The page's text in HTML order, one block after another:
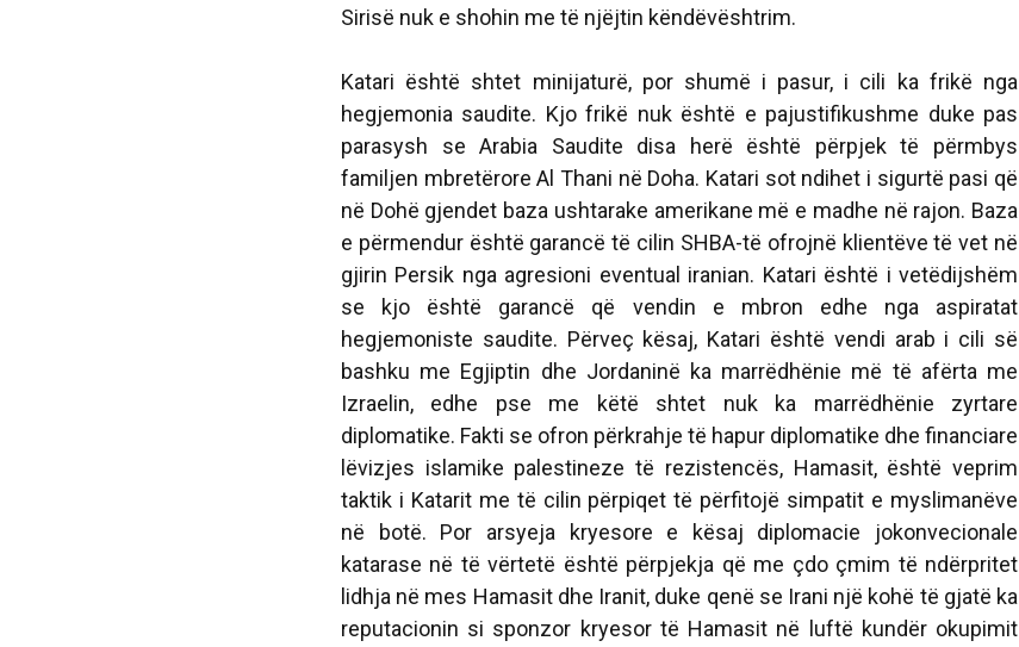
Sirisë nuk e shohin me të njëjtin këndëvështrim.
Katari është shtet minijaturë, por shumë i pasur, i cili ka frikë nga
hegjemonia saudite. Kjo frikë nuk është e pajustifikushme duke pas
parasysh se Arabia Saudite disa herë është përpjek të përmbys
familjen mbretërore Al Thani në Doha. Katari sot ndihet i sigurtë pasi që
në Dohë gjendet baza ushtarake amerikane më e madhe në rajon. Baza
e përmendur është garancë të cilin SHBA-të ofrojnë klientëve të vet në
gjirin Persik nga agresioni eventual iranian. Katari është i vetëdijshëm
se kjo është garancë që vendin e mbron edhe nga aspiratat
hegjemoniste saudite. Përveç kësaj, Katari është vendi arab i cili së
bashku me Egjiptin dhe Jordaninë ka marrëdhënie më të afërta me
Izraelin, edhe pse me këtë shtet nuk ka marrëdhënie zyrtare
diplomatike. Fakti se ofron përkrahje të hapur diplomatike dhe financiare
lëvizjes islamike palestineze të rezistencës, Hamasit, është veprim
taktik i Katarit me të cilin përpiqet të përfitojë simpatit e myslimanëve
në botë. Por arsyeja kryesore e kësaj diplomacie jokonvecionale
katarase në të vërtetë është përpjekja që me çdo çmim të ndërpritet
lidhja në mes Hamasit dhe Iranit, duke qenë se Irani një kohë të gjatë ka
reputacionin si sponzor kryesor të Hamasit në luftë kundër okupimit